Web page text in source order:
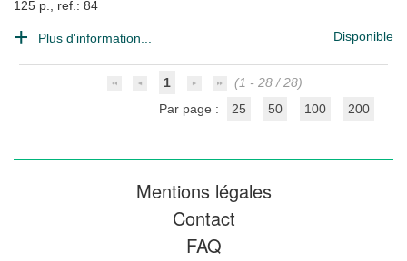
125 p., ref.: 84
Plus d'information... Disponible
1
(1 - 28 / 28)
Par page :
25 50 100 200
Mentions légales
Contact
FAQ